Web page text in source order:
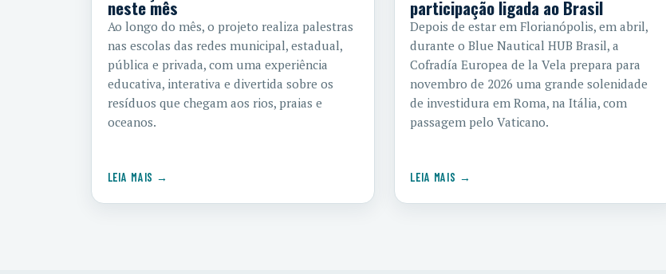
neste mês
Ao longo do mês, o projeto realiza palestras
nas escolas das redes municipal, estadual,
pública e privada, com uma experiência
educativa, interativa e divertida sobre os
resíduos que chegam aos rios, praias e
oceanos.
LEIA MAIS →
participação ligada ao Brasil
Depois de estar em Florianópolis, em abril,
durante o Blue Nautical HUB Brasil, a
Cofradía Europea de la Vela prepara para
novembro de 2026 uma grande solenidade
de investidura em Roma, na Itália, com
passagem pelo Vaticano.
LEIA MAIS →